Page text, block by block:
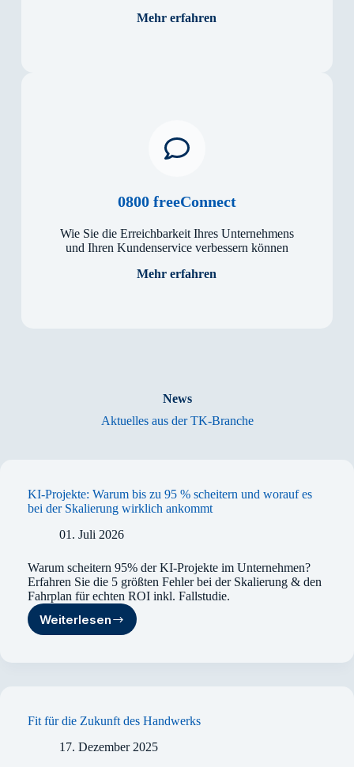
Mehr erfahren
0800 freeConnect
Wie Sie die Erreichbarkeit Ihres Unternehmens
und Ihren Kundenservice verbessern können
Mehr erfahren
News
Aktuelles aus der TK-Branche
KI-Projekte: Warum bis zu 95 % scheitern und worauf es
bei der Skalierung wirklich ankommt
01. Juli 2026
Warum scheitern 95% der KI-Projekte im Unternehmen?
Erfahren Sie die 5 größten Fehler bei der Skalierung & den
Fahrplan für echten ROI inkl. Fallstudie.
Weiterlesen
KI-
%
und
Fit für die Zukunft des Handwerks
17. Dezember 2025